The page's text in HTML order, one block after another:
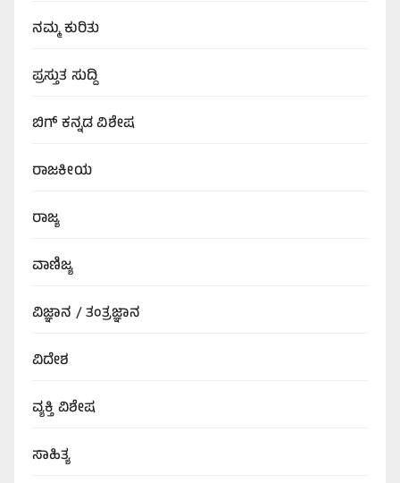
ನಮ್ಮ ಕುರಿತು
ಪ್ರಸ್ತುತ ಸುದ್ದಿ
ಬಿಗ್‌ ಕನ್ನಡ ವಿಶೇಷ
ರಾಜಕೀಯ
ರಾಜ್ಯ
ವಾಣಿಜ್ಯ
ವಿಜ್ಞಾನ / ತಂತ್ರಜ್ಞಾನ
ವಿದೇಶ
ವ್ಯಕ್ತಿ ವಿಶೇಷ
ಸಾಹಿತ್ಯ